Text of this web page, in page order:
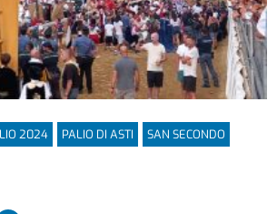
2024 PALIO DI ASTI
SAN SECONDO